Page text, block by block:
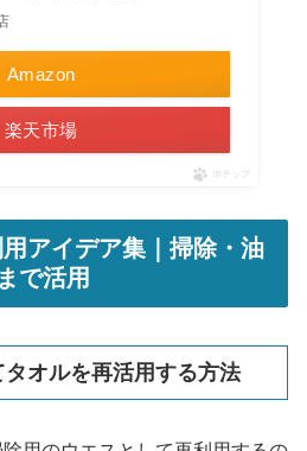
Amazon
楽天市場
ポチップ
アイデア集｜掃除・油
で活用
オルを再活用する方法